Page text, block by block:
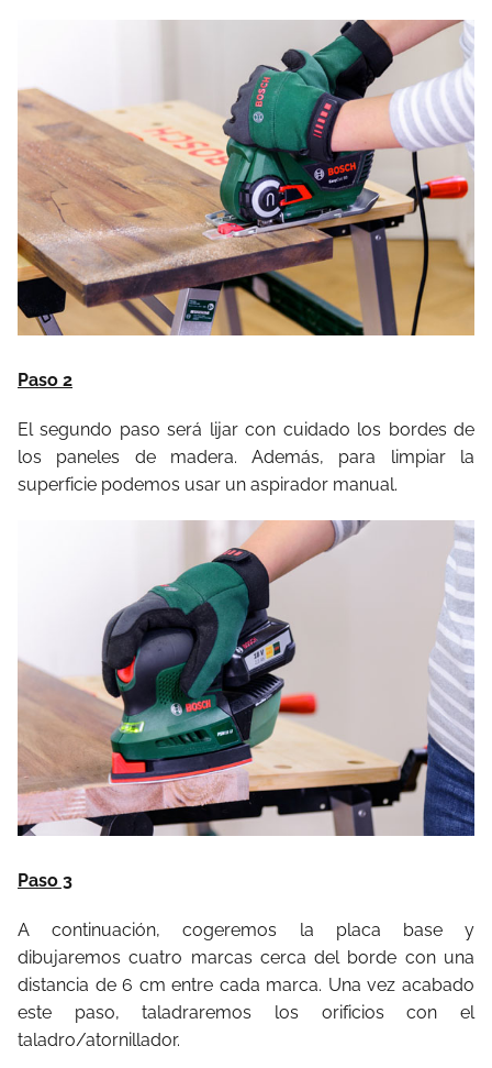
Paso 2
El segundo paso será lijar con cuidado los bordes de
los paneles de madera. Además, para limpiar la
superficie podemos usar un aspirador manual.
Paso 3
A continuación, cogeremos la placa base y
dibujaremos cuatro marcas cerca del borde con una
distancia de 6 cm entre cada marca. Una vez acabado
este paso, taladraremos los orificios con el
taladro/atornillador.